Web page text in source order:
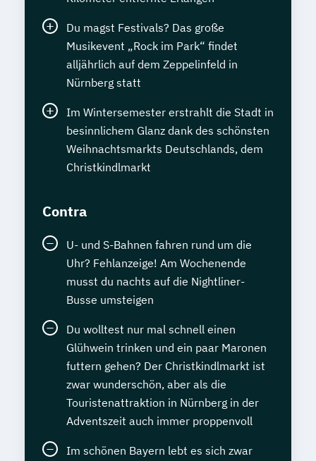
Du magst Festivals? Das große
Musikevent „Rock im Park“ findet
alljährlich auf dem Zeppelinfeld in
Nürnberg statt
Im Wintersemester erstrahlt die Stadt in
besinnlichem Glanz dank des schönsten
Weihnachtsmarkts Deutschlands, dem
Christkindlmarkt
Contra
U- und S-Bahnen fahren rund um die
Uhr? Fehlanzeige! Am Wochenende
musst du nachts auf die Nightliner-
Busse umsteigen
Du wolltest nur mal schnell einen
Glühwein trinken und ein paar Maronen
futtern gehen? Der Christkindlmarkt ist
zwar wunderschön, aber als die
Touristenattraktion in Nürnberg in der
Adventszeit auch immer proppenvoll
Im schönen Bayern lebt es sich zwar